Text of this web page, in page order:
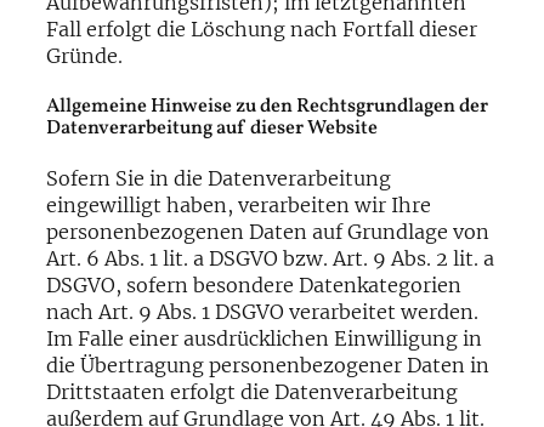
Fall erfolgt die Löschung nach Fortfall dieser
Gründe.
Allgemeine Hinweise zu den Rechtsgrundlagen der
Datenverarbeitung auf dieser Website
Sofern Sie in die Datenverarbeitung
eingewilligt haben, verarbeiten wir Ihre
personenbezogenen Daten auf Grundlage von
Art. 6 Abs. 1 lit. a DSGVO bzw. Art. 9 Abs. 2 lit. a
DSGVO, sofern besondere Datenkategorien
nach Art. 9 Abs. 1 DSGVO verarbeitet werden.
Im Falle einer ausdrücklichen Einwilligung in
die Übertragung personenbezogener Daten in
Drittstaaten erfolgt die Datenverarbeitung
außerdem auf Grundlage von Art. 49 Abs. 1 lit.